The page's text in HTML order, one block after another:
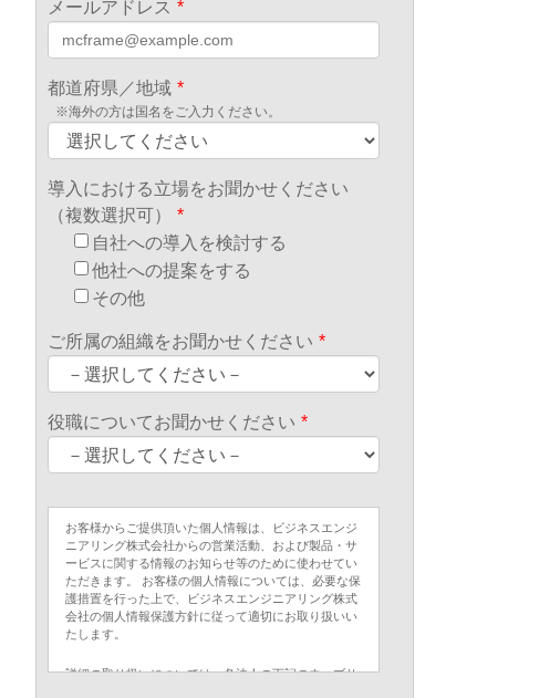
メールアドレス *
都道府県／地域 *
※海外の方は国名をご入力ください。
導入における立場をお聞かせください
（複数選択可）
*
自社への導入を検討する
他社への提案をする
その他
ご所属の組織をお聞かせください *
役職についてお聞かせください *
お客様からご提供頂いた個人情報は、ビジネスエンジ
ニアリング株式会社からの営業活動、および製品・サ
ービスに関する情報のお知らせ等のために使わせてい
ただきます。 お客様の個人情報については、必要な保
護措置を行った上で、ビジネスエンジニアリング株式
会社の個人情報保護方針に従って適切にお取り扱いい
たします。
詳細の取り扱いについては、各法人の下記のウェブサ